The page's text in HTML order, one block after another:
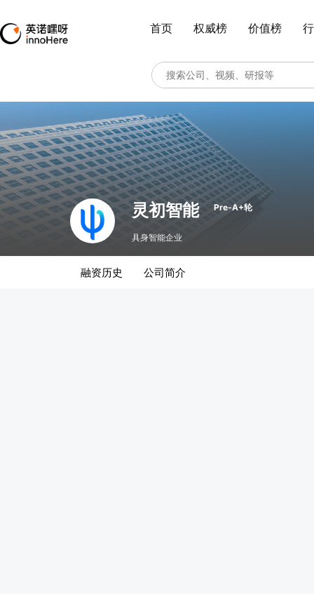
首页 权威榜 价值榜
灵初智能 Pre-A+轮
具身智能企业
融资历史 公司简介